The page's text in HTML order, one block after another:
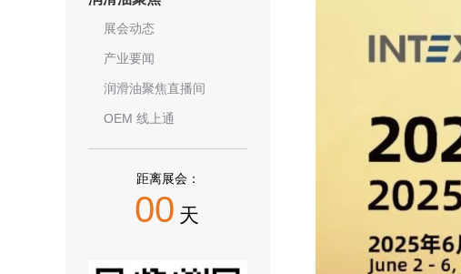
展会动态
产业要闻
润滑油聚焦直播间
OEM 线上通
距离展会：
00 天